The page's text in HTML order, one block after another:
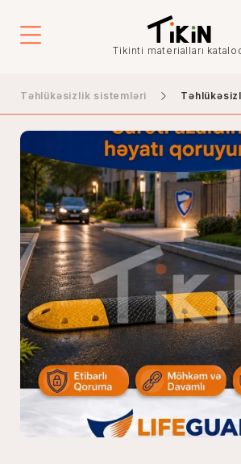
Tikinti materialları
Təhlükəsizlik sistemləri